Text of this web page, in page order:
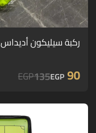
ركبة سيليكون أديداس
90
EGP
135
EGP